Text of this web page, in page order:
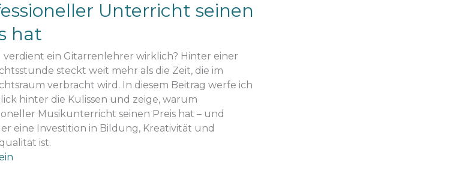
Unterricht seinen
hat
verdient ein Gitarrenlehrer wirklich? Hinter einer
steckt weit mehr als die Zeit, die im
verbracht wird. In diesem Beitrag werfe ich
hinter die Kulissen und zeige, warum
Musikunterricht seinen Preis hat – und
eine Investition in Bildung, Kreativität und
ist.